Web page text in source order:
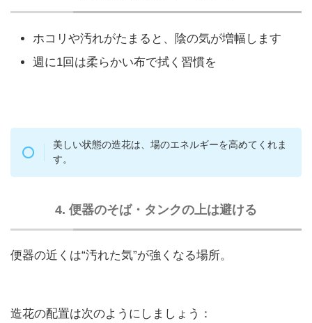
ホコリや汚れがたまると、陰の気が増幅します
週に1回は柔らかい布で拭く習慣を
美しい状態の造花は、場のエネルギーを高めてくれま
す。
4. 便器のそば・タンクの上は避ける
便器の近くは“汚れた気”が強くなる場所。
造花の配置は次のようにしましょう：